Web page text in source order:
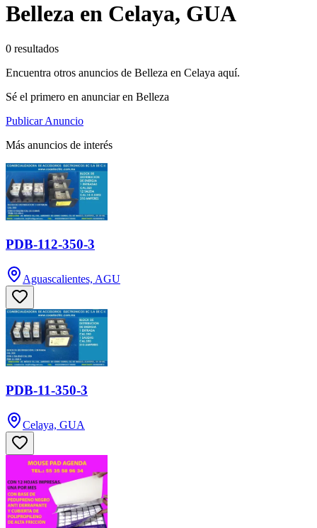
Belleza en Celaya, GUA
0 resultados
Encuentra otros anuncios de Belleza en Celaya aquí.
Sé el primero en anunciar en Belleza
Publicar Anuncio
Más anuncios de interés
PDB-112-350-3
Aguascalientes, AGU
PDB-11-350-3
Celaya, GUA